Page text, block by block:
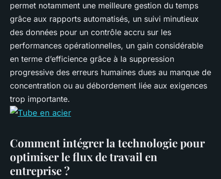
permet notamment une meilleure gestion du temps
grâce aux rapports automatisés, un suivi minutieux
des données pour un contrôle accru sur les
performances opérationnelles, un gain considérable
en terme d’efficience grâce à la suppression
progressive des erreurs humaines dues au manque de
concentration ou au débordement liée aux exigences
trop importante.
Comment intégrer la technologie pour
optimiser le flux de travail en
entreprise ?